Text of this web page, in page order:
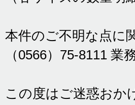
本件のご不明な点に
（0566）75-8111
この度はご迷惑おか